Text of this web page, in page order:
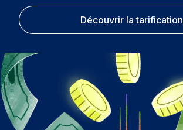
Découvrir la tarification